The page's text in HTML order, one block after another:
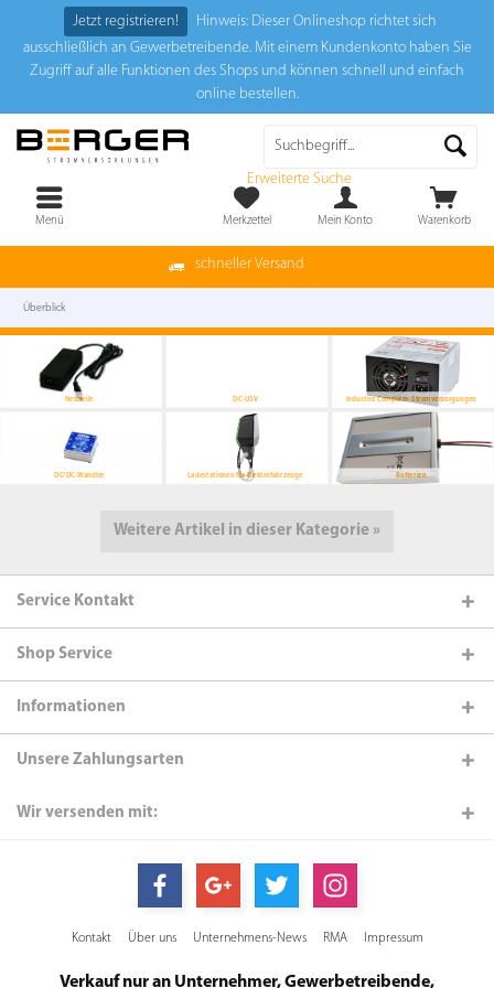
Jetzt registrieren!
Hinweis: Dieser Onlineshop richtet sich
ausschließlich an Gewerbetreibende. Mit einem Kundenkonto haben Sie
Zugriff auf alle Funktionen des Shops und können schnell und einfach
online bestellen.
schneller Versand
Erweiterte Suche
Warenkorb
Merkzettel Mein Konto
Menü
Überblick
DC-USV
Netzteile Industrie Computer-Stromversorgungen
Batterien
DC/DC-Wandler Ladestationen für Elektrofahrzeuge
Weitere Artikel in dieser Kategorie »
Service Kontakt
Shop Service
Informationen
Unsere Zahlungsarten
Wir versenden mit:
Kontakt Über uns Unternehmens-News RMA Impressum
Verkauf nur an Unternehmer, Gewerbetreibende,